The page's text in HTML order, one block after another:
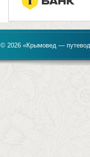
© 2026 «Крымовед —